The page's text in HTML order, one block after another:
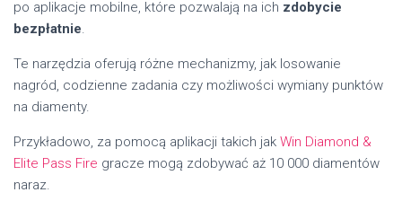
po aplikacje mobilne, które pozwalają na ich zdobycie
bezpłatnie.
Te narzędzia oferują różne mechanizmy, jak losowanie
nagród, codzienne zadania czy możliwości wymiany punktów
na diamenty.
Przykładowo, za pomocą aplikacji takich jak Win Diamond &
Elite Pass Fire gracze mogą zdobywać aż 10 000 diamentów
naraz.